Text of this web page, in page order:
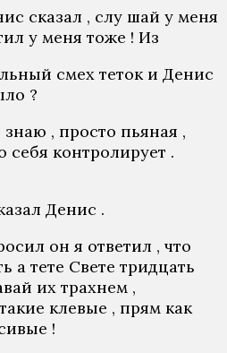
сказал , слу шай у меня
у меня тоже ! Из
смех теток и Денис
?
, просто пьяная ,
себя контролирует .
Денис .
он я ответил , что
а тете Свете тридцать
их трахнем ,
клевые , прям как
!